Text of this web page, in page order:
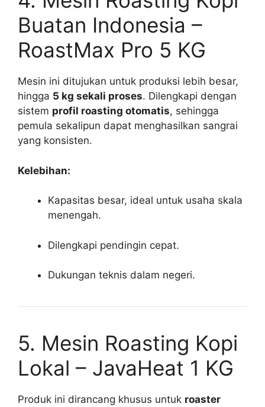
Buatan Indonesia –
RoastMax Pro 5 KG
Mesin ini ditujukan untuk produksi lebih besar,
hingga 5 kg sekali proses. Dilengkapi dengan
sistem profil roasting otomatis, sehingga
pemula sekalipun dapat menghasilkan sangrai
yang konsisten.
Kelebihan:
Kapasitas besar, ideal untuk usaha skala
menengah.
Dilengkapi pendingin cepat.
Dukungan teknis dalam negeri.
5. Mesin Roasting Kopi
Lokal – JavaHeat 1 KG
Produk ini dirancang khusus untuk roaster